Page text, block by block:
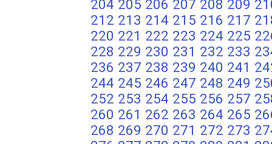
204 205 206 207 208 209
212 213 214 215 216 217
220 221 222 223 224 225
228 229 230 231 232 233
236 237 238 239 240 241
244 245 246 247 248 249
252 253 254 255 256 257
260 261 262 263 264 265
268 269 270 271 272 273